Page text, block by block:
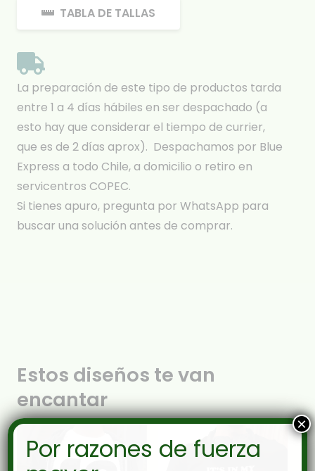
TABLA DE TALLAS
La preparación de este tipo de productos tarda
entre 1 a 4 días hábiles en ser despachado (a
esto hay que considerar el tiempo de currier,
que es de 2 días aprox). Despachamos por Blue
Express a todo Chile, a domicilio o retiro en
servicentros COPEC.
Si tienes apuro, pregunta por WhatsApp para
buscar una solución antes de comprar.
Estos diseños te van
encantar
Por razones de fuerza
×